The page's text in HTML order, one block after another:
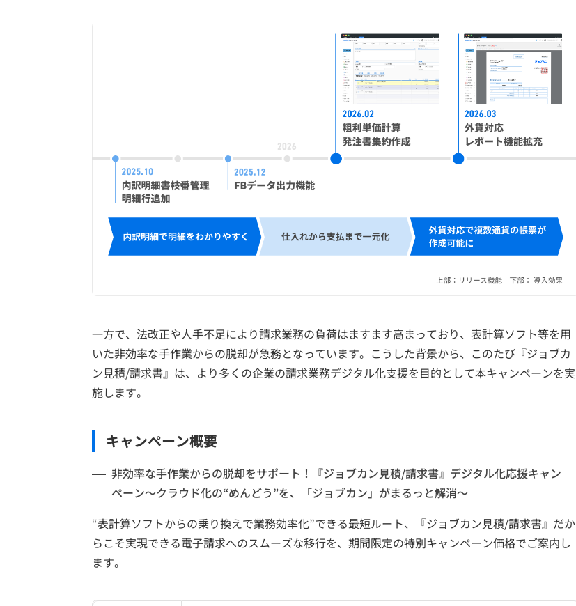
一方で、法改正や人手不足により請求業務の負荷はますます高まっており、表計算ソフト等を用
いた非効率な手作業からの脱却が急務となっています。こうした背景から、このたび『ジョブカ
ン見積/請求書』は、より多くの企業の請求業務デジタル化支援を目的として本キャンペーンを実
施します。
キャンペーン概要
非効率な手作業からの脱却をサポート！『ジョブカン見積/請求書』デジタル化応援キャン
ペーン～クラウド化の“めんどう”を、「ジョブカン」がまるっと解消～
“表計算ソフトからの乗り換えで業務効率化”できる最短ルート、『ジョブカン見積/請求書』だか
らこそ実現できる電子請求へのスムーズな移行を、期間限定の特別キャンペーン価格でご案内し
ます。